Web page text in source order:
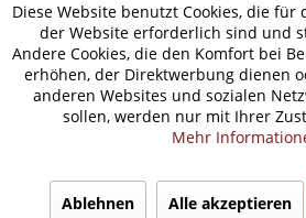
Diese Website benutzt Cookies, die
der Website erforderlich sind und
Andere Cookies, die den Komfort bei
erhöhen, der Direktwerbung dienen
anderen Websites und sozialen
sollen, werden nur mit Ihrer
Mehr
Ablehnen Alle akzeptieren